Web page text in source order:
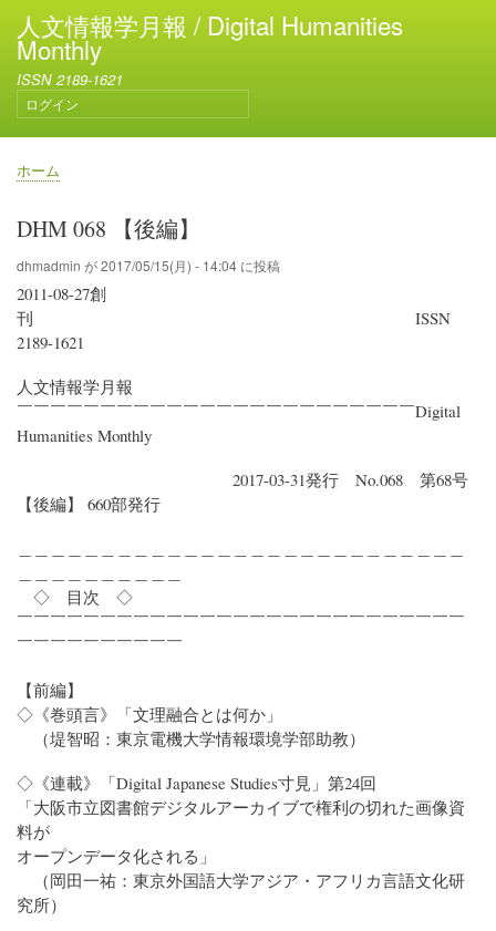
メ
イ
コ
テ
動
人文情報学月報 / Digital Humanities
Monthly
ISSN 2189-1621
ユ
ー
ザ
ー
カ
ン
ト
メ
ニ
ー
ログイン
パ
く
ず
ホーム
DHM 068 【後編】
dhmadmin が2017/05/15(月) - 14:04 に投稿
2011-08-27創
刊 ISSN
2189-1621
人文情報学月報
￣￣￣￣￣￣￣￣￣￣￣￣￣￣￣￣￣￣￣￣￣￣￣￣Digital
Humanities Monthly
2017-03-31発行 No.068 第68号
【後編】 660部発行
◇ 目次 ◇
￣￣￣￣￣￣￣￣￣￣￣￣￣￣￣￣￣￣￣￣￣￣￣￣￣￣￣
￣￣￣￣￣￣￣￣￣￣
【前編】
◇《巻頭言》「文理融合とは何か」
（堤智昭：東京電機大学情報環境学部助教）
◇《連載》「Digital Japanese Studies寸見」第24回
「大阪市立図書館デジタルアーカイブで権利の切れた画像資
料が
オープンデータ化される」
（岡田一祐：東京外国語大学アジア・アフリカ言語文化研
究所）